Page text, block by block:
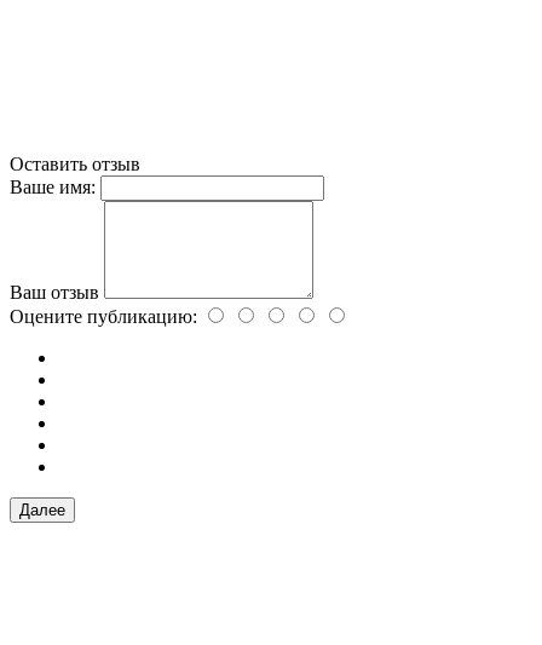
Оставить отзыв
Ваше имя:
Ваш отзыв
Оцените публикацию:
Далее